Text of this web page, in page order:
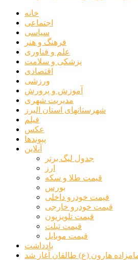
خانه
اجتماعی
سیاسی
فرهنگ و هنر
علم و فناوری
پزشکی و سلامت
اقتصادی
ورزشی
آموزش و پرورش
مدیریت شهری
شهرستانهای استان البرز
فیلم
عکس
پیوندها
آنلاین
جدول لیگ برتر
ارز
قیمت طلا و سکه
بورس
قیمت خودرو داخلی
قیمت خودرو خارجی
قیمت تلویزیون
قیمت تبلت
قیمت موبایل
یادداشت
هارون (ع) طالقان آغاز شد